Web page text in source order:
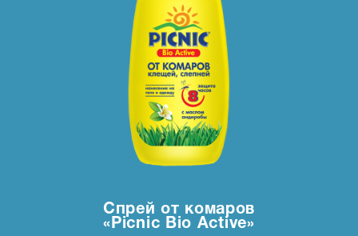
Спрей от комаров
«Picnic Bio Active»